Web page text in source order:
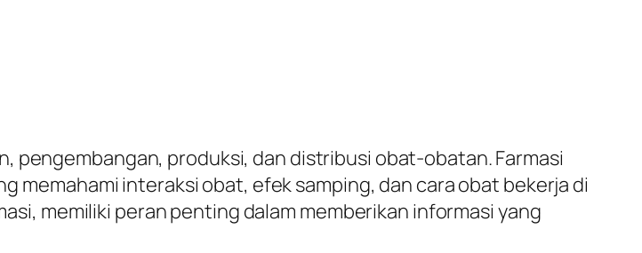
pengembangan, produksi, dan distribusi obat-obatan. Farmasi
interaksi obat, efek samping, dan cara obat bekerja di
memiliki peran penting dalam memberikan informasi yang